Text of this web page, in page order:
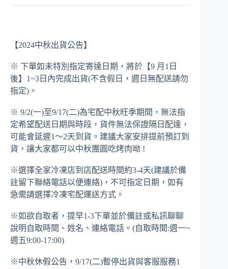
【2024中秋出貨公告】
※ 下單如未特別指定寄達日期，將於【9 月1日
後】1~3日內完成出貨(不含假日，週日無配送請勿
指定)。
※ 9/2(一)至9/17(二)為宅配中秋旺季期間，無法指
定希望配送日期與時段，貨件無法保證隔日配達，
可能會延遲1～2天到貨。建議大家安排提前預訂到
貨，讓大家都可以中秋團圓吃烤肉呦 !
※選擇全家冷凍店到店配送時間約3-4天(建議於備
註留下聯絡電話以便連絡)，不可指定日期，如有
急需請選擇冷凍宅配運送方式。
※如欲自取者，提早1-3下單並於備註或私訊聊聊
說明自取時間、姓名、連絡電話。(自取時間:週一~
週五9:00-17:00)
※中秋休假公告，9/17(二)暫停出貨與客服服務1